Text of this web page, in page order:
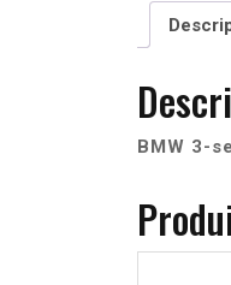
BMW 3-